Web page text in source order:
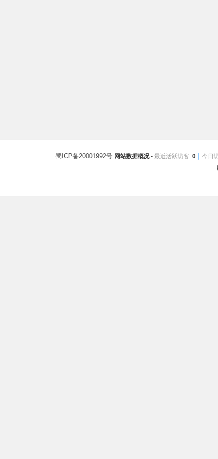
蜀ICP备20001992号 网站数据概况 - 最近活跃访客 0 今日